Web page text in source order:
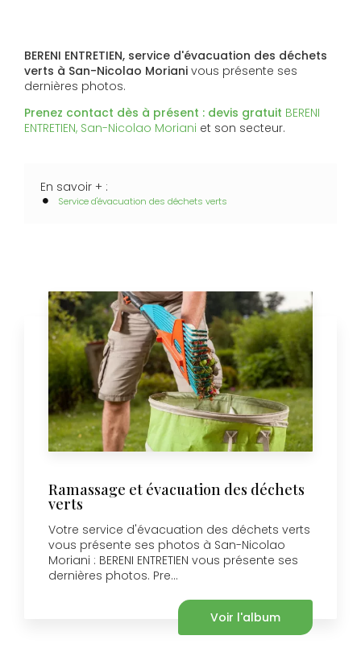
BERENI ENTRETIEN, service d'évacuation des déchets
verts à San-Nicolao Moriani vous présente ses
dernières photos.
Prenez contact dès à présent : devis gratuit BERENI
ENTRETIEN, San-Nicolao Moriani et son secteur.
En savoir + :
Service d'évacuation des déchets verts
Ramassage et évacuation des déchets
verts
Votre service d'évacuation des déchets verts
vous présente ses photos à San-Nicolao
Moriani : BERENI ENTRETIEN vous présente ses
dernières photos. Pre...
Voir l'album